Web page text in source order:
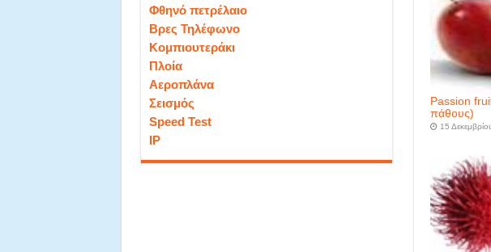
Passion
πάθους)
15
Φθηνό πετρέλαιο
Βρες Τηλέφωνο
Κομπιουτεράκι
Πλοία
Αεροπλάνα
Σεισμός
Speed Test
IP